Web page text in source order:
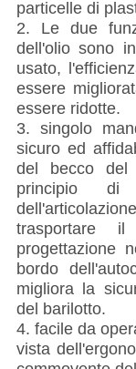
particelle di
2. Le due
dell'olio sono
usato,
essere
essere ridotte.
3. singolo
sicuro ed
del becco del
principio di
trasportare
progettazione
bordo
migliora la
del barilotto.
4. facile da
vista